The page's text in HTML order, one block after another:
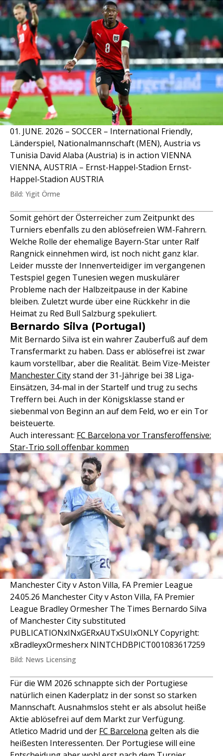
01. JUNE. 2026 – SOCCER – International Friendly,
Länderspiel, Nationalmannschaft (MEN), Austria vs
Tunisia David Alaba (Austria) is in action VIENNA
VIENNA, AUSTRIA – Ernst-Happel-Stadion Ernst-
Happel-Stadion AUSTRIA
Bild: Yigit Örme
Somit gehört der Österreicher zum Zeitpunkt des
Turniers ebenfalls zu den ablösefreien WM-Fahrern.
Welche Rolle der ehemalige Bayern-Star unter Ralf
Rangnick einnehmen wird, ist noch nicht ganz klar.
Leider musste der Innenverteidiger im vergangenen
Testspiel gegen Tunesien wegen muskulärer
Probleme nach der Halbzeitpause in der Kabine
bleiben. Zuletzt wurde über eine Rückkehr in die
Heimat zu Red Bull Salzburg spekuliert.
Bernardo Silva (Portugal)
Mit Bernardo Silva ist ein wahrer Zauberfuß auf dem
Transfermarkt zu haben. Dass er ablösefrei ist zwar
kaum vorstellbar, aber die Realität. Beim Vize-Meister
Manchester Citystand der 31-Jährige bei 38 Liga-
Einsätzen, 34-mal in der Startelf und trug zu sechs
Treffern bei. Auch in der Königsklasse stand er
siebenmal von Beginn an auf dem Feld, wo er ein Tor
beisteuerte.
Auch interessant: FC Barcelona vor Transferoffensive:
Star-Trio soll offenbar kommen
Manchester City v Aston Villa, FA Premier League
24.05.26 Manchester City v Aston Villa, FA Premier
League Bradley Ormesher The Times Bernardo Silva
of Manchester City substituted
PUBLICATIONxINxGERxAUTxSUIxONLY Copyright:
xBradleyxOrmesherx NINTCHDBPICT001083617259
Bild: News Licensing
Für die WM 2026 schnappte sich der Portugiese
natürlich einen Kaderplatz in der sonst so starken
Mannschaft. Ausnahmslos steht er als absolut heiße
Aktie ablösefrei auf dem Markt zur Verfügung.
Atletico Madrid und der FC Barcelona gelten als die
heißesten Interessenten. Der Portugiese will eine